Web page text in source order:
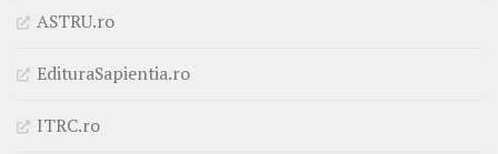
ASTRU.ro
EdituraSapientia.ro
ITRC.ro